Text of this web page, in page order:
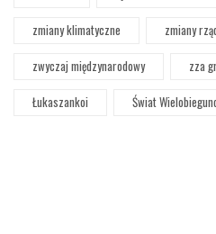
zmiany klimatyczne
zmiany
zwyczaj międzynarodowy
zza
Łukaszankoi
Świat